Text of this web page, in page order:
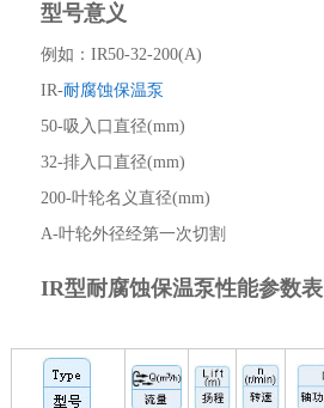
型号意义
例如：IR50-32-200(A)
IR-耐腐蚀保温泵
50-吸入口直径(mm)
32-排入口直径(mm)
200-叶轮名义直径(mm)
A-叶轮外径经第一次切割
IR型耐腐蚀保温泵性能参数表